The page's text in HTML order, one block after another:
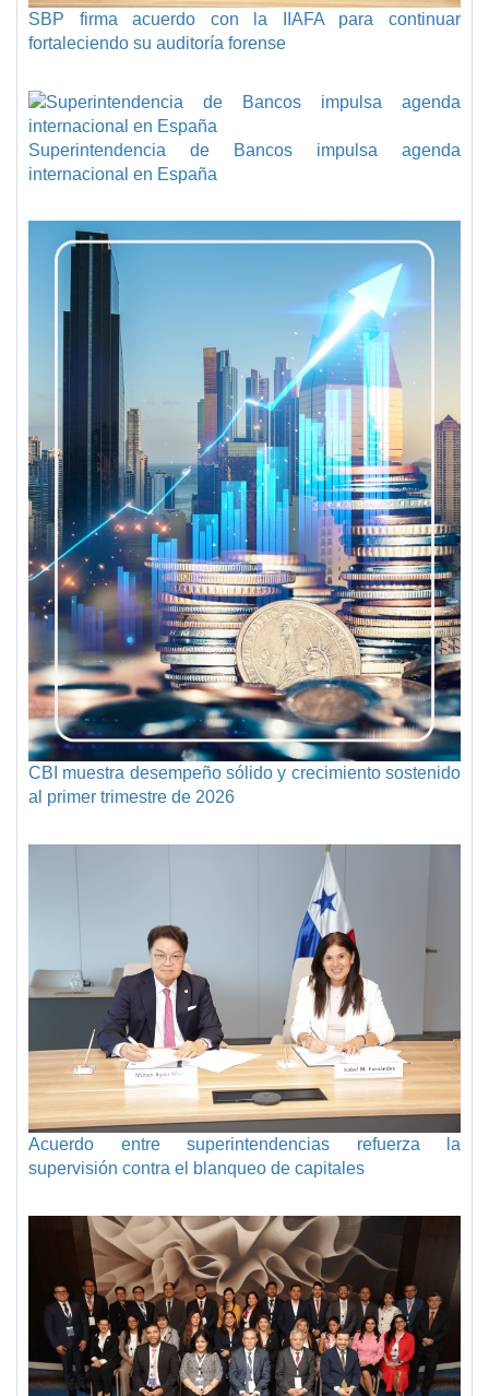
SBP firma acuerdo con la IIAFA para continuar
fortaleciendo su auditoría forense
Superintendencia de Bancos impulsa agenda
internacional en España
CBI muestra desempeño sólido y crecimiento sostenido
al primer trimestre de 2026
Acuerdo entre superintendencias refuerza la
supervisión contra el blanqueo de capitales